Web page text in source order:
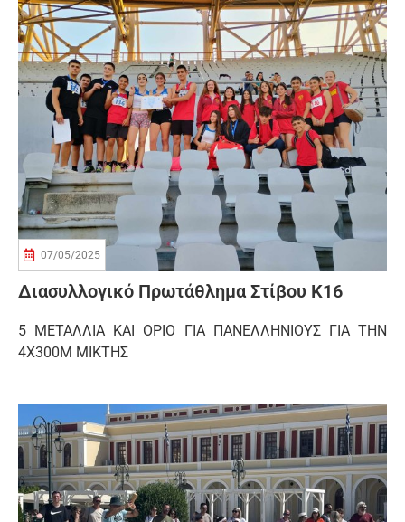
07/05/2025
Διασυλλογικό Πρωτάθλημα Στίβου Κ16
5 ΜΕΤΑΛΛΙΑ ΚΑΙ ΟΡΙΟ ΓΙΑ ΠΑΝΕΛΛΗΝΙΟΥΣ ΓΙΑ ΤΗΝ
4Χ300Μ ΜΙΚΤΗΣ